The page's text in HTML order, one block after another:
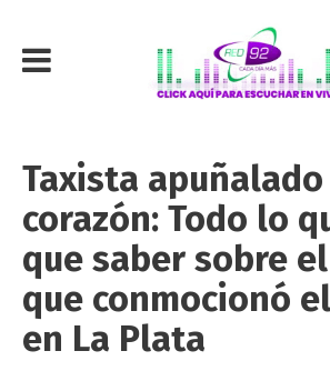
Taxista
corazón: Todo lo
que saber sobre
que conmocionó
en La Plata